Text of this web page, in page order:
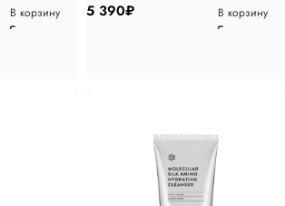
В корзину 5 390₽ В корзину